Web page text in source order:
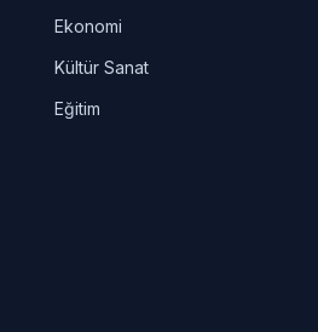
Ekonomi
Kültür Sanat
Eğitim